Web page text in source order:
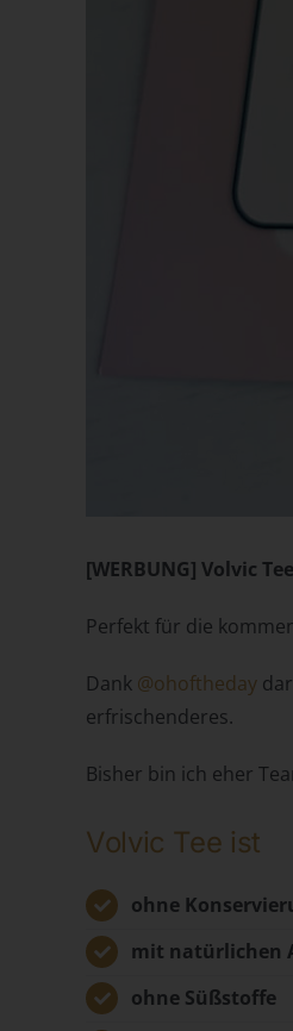
[WERBUNG] Volvic
Perfekt für die
Dank @ohoftheday
erfrischenderes.
Bisher bin ich eher
Volvic Tee ist
ohne
mit natürlichen
ohne Süßstoffe